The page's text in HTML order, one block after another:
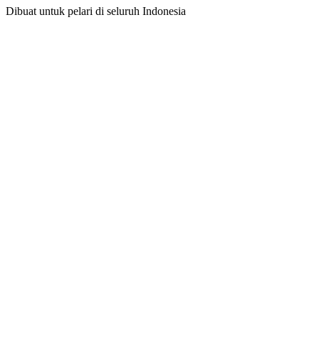
Dibuat untuk pelari di seluruh Indonesia